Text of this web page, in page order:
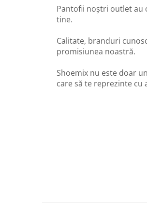
Pantofii noștri outlet au
tine.
Calitate, branduri
promisiunea noastră.
Shoemix nu este doar
care să te reprezinte cu